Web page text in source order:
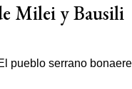
Milei y Bausili